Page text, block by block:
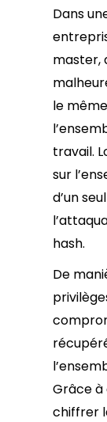
Dans
master,
le
travail.
sur
d’un
hash.
De
Grâce à
chiffrer